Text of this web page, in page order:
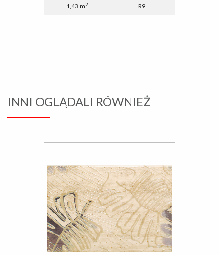
1,43 m2 R9
INNI OGLĄDALI RÓWNIEŻ